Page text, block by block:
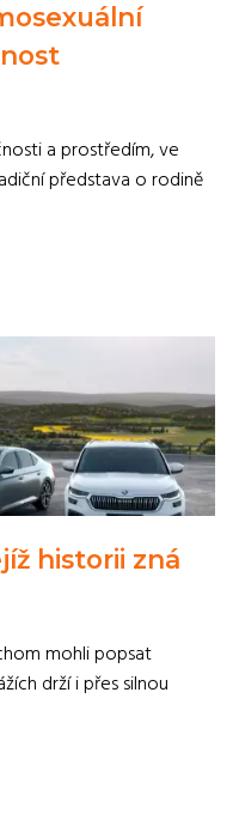
a prostředím, ve
představa o rodině
historii zná
mohli popsat
drží i přes silnou